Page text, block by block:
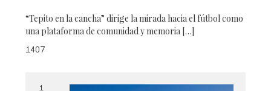
“Tepito en la cancha” dirige la mirada hacia el fútbol como
una plataforma de comunidad y memoria […]
1407
1